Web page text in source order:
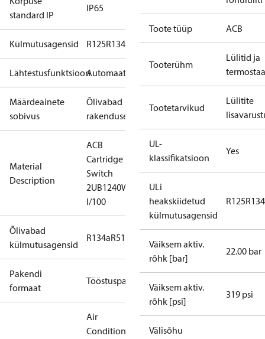
standard IP
IP65
Külmutusagensid R125R134a R22R404AR407CR407HR410A
LähtestusfunktsioonAutomaatne
Määrdeainete
sobivus
Õlivabad
rakendused
Material
Description
ACB
Cartridge
Switch
2UB1240W
I/100
Õlivabad
külmutusagensid
R134aR513A
Pakendi
formaat
Tööstuspakend
Air
Conditioning
Toote tüüp ACB
Tooterühm
Lülitid ja
Tootetarvikud
Lülitite
UL-
klassifikatsioon
Yes
ULi
heakskiidetud
külmutusagensid
R125
Väiksem aktiv.
rõhk [bar]
22.00 bar
Väiksem aktiv.
rõhk [psi]
319 psi
Välisõhu